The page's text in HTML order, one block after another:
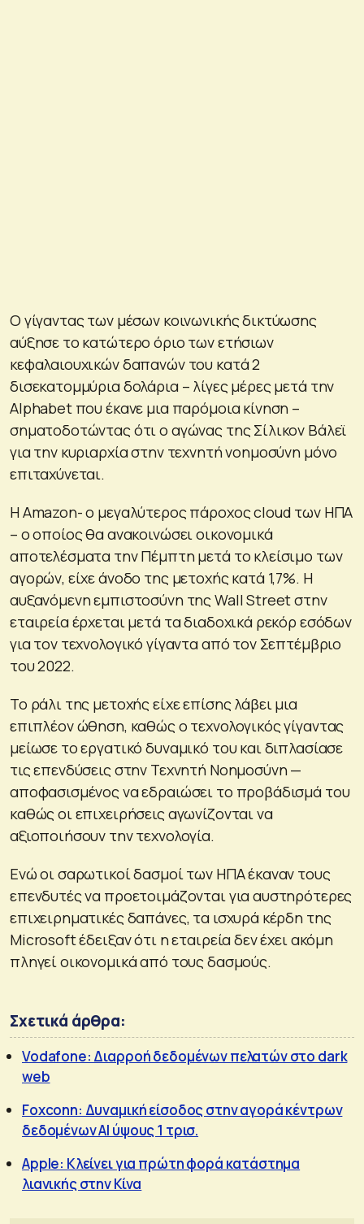
Ο γίγαντας των μέσων κοινωνικής δικτύωσης
αύξησε το κατώτερο όριο των ετήσιων
κεφαλαιουχικών δαπανών του κατά 2
δισεκατομμύρια δολάρια – λίγες μέρες μετά την
Alphabet που έκανε μια παρόμοια κίνηση –
σηματοδοτώντας ότι ο αγώνας της Σίλικον Βάλεϊ
για την κυριαρχία στην τεχνητή νοημοσύνη μόνο
επιταχύνεται.
Η Amazon- ο μεγαλύτερος πάροχος cloud των ΗΠΑ
– ο οποίος θα ανακοινώσει οικονομικά
αποτελέσματα την Πέμπτη μετά το κλείσιμο των
αγορών, είχε άνοδο της μετοχής κατά 1,7%. Η
αυξανόμενη εμπιστοσύνη της Wall Street στην
εταιρεία έρχεται μετά τα διαδοχικά ρεκόρ εσόδων
για τον τεχνολογικό γίγαντα από τον Σεπτέμβριο
του 2022.
Το ράλι της μετοχής είχε επίσης λάβει μια
επιπλέον ώθηση, καθώς ο τεχνολογικός γίγαντας
μείωσε το εργατικό δυναμικό του και διπλασίασε
τις επενδύσεις στην Τεχνητή Νοημοσύνη —
αποφασισμένος να εδραιώσει το προβάδισμά του
καθώς οι επιχειρήσεις αγωνίζονται να
αξιοποιήσουν την τεχνολογία.
Ενώ οι σαρωτικοί δασμοί των ΗΠΑ έκαναν τους
επενδυτές να προετοιμάζονται για αυστηρότερες
επιχειρηματικές δαπάνες, τα ισχυρά κέρδη της
Microsoft έδειξαν ότι η εταιρεία δεν έχει ακόμη
πληγεί οικονομικά από τους δασμούς.
Σχετικά άρθρα:
Vodafone: Διαρροή δεδομένων πελατών στο dark
web
Foxconn: Δυναμική είσοδος στην αγορά κέντρων
δεδομένων ΑΙ ύψους 1 τρισ.
Apple: Κλείνει για πρώτη φορά κατάστημα
λιανικής στην Κίνα